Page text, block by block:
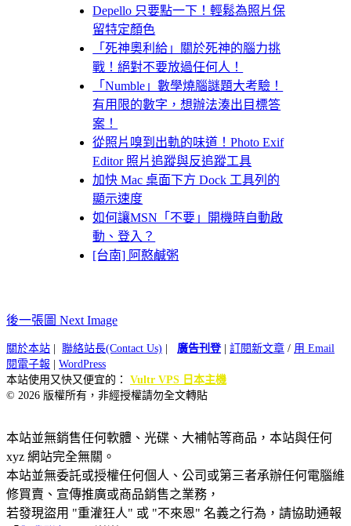
Depello 只要點一下！輕鬆為照片保
留特定顏色
「死神奧利給」關於死神的腦力挑
戰！絕對不要放過任何人！
「Numble」數學燒腦謎題大考驗！
有用限的數字，想辦法湊出目標答
案！
從照片嗅到出軌的味道！Photo Exif
Editor 照片追蹤與反追蹤工具
加快 Mac 桌面下方 Dock 工具列的
顯示速度
如何讓MSN「不要」開機時自動啟
動、登入？
[台南] 阿憨鹹粥
後一張圖 Next Image
關於本站 聯絡站長(Contact Us) 廣告刊登| 訂閱新文章 / 用 Email
閱電子報
WordPress
本站使用又快又便宜的： Vultr VPS 日本主機
© 2026 版權所有，非經授權請勿全文轉貼
本站並無銷售任何軟體、光碟、大補帖等商品，本站與任何
xyz 網站完全無關。
本站並無委託或授權任何個人、公司或第三者承辦任何電腦維
修買賣、宣傳推廣或商品銷售之業務，
若發現盜用 "重灌狂人" 或 "不來恩" 名義之行為，請協助通報